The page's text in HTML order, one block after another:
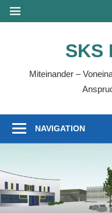
Zum
Inhalt
MENÜ
SKS
Miteinander –
NAVIGATION